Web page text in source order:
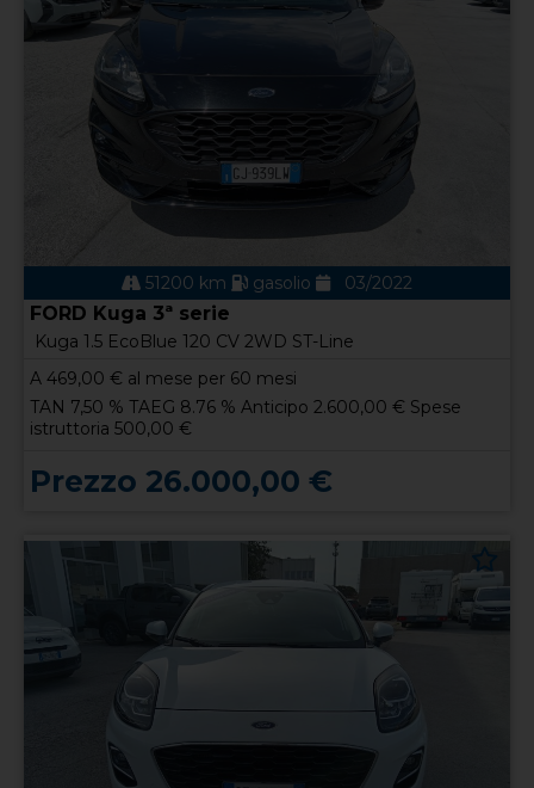
51200 km gasolio 03/2022
FORD Kuga 3ª serie
Kuga 1.5 EcoBlue 120 CV 2WD ST-Line
A 469,00 € al mese per 60 mesi
TAN 7,50 % TAEG 8.76 % Anticipo 2.600,00 € Spese
istruttoria 500,00 €
Prezzo 26.000,00 €